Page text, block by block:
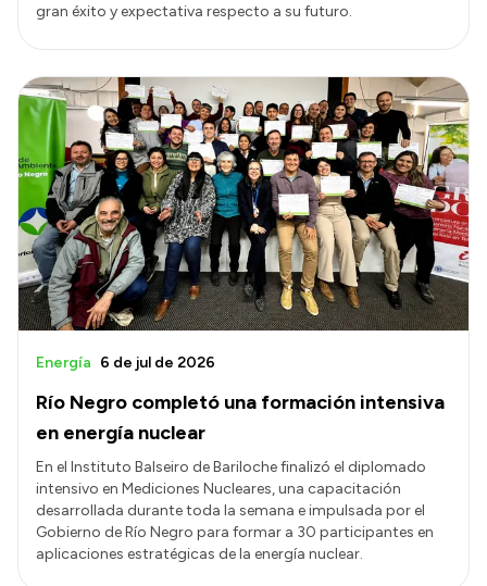
gran éxito y expectativa respecto a su futuro.
Río Negro completó una formación intensiva
en energía nuclear
Energía 6 de jul de 2026
En el Instituto Balseiro de Bariloche finalizó el diplomado
intensivo en Mediciones Nucleares, una capacitación
desarrollada durante toda la semana e impulsada por el
Gobierno de Río Negro para formar a 30 participantes en
aplicaciones estratégicas de la energía nuclear.